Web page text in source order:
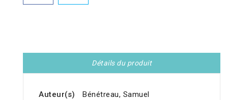
Détails du produit
Auteur(s)
Bénétreau, Samuel